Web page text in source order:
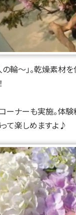
輪〜」。乾燥素
ーナーも実施。体
て楽しめますよ♪